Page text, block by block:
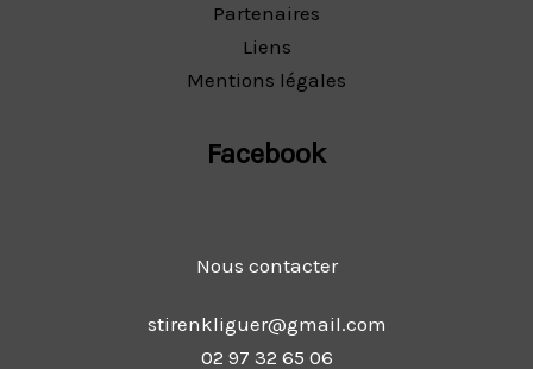
Partenaires
Liens
Mentions légales
Facebook
Nous contacter
stirenkliguer@gmail.com
02 97 32 65 06